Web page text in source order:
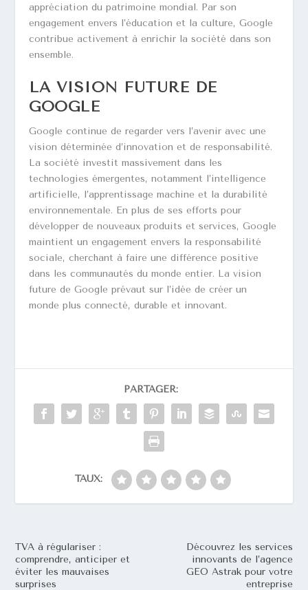
appréciation du patrimoine mondial. Par son
engagement envers l’éducation et la culture, Google
contribue activement à enrichir la société dans son
ensemble.
LA VISION FUTURE DE
GOOGLE
Google continue de regarder vers l’avenir avec une
vision déterminée d’innovation et de responsabilité.
La société investit massivement dans les
technologies émergentes, notamment l’intelligence
artificielle, l’apprentissage machine et la durabilité
environnementale. En plus de ses efforts pour
développer de nouveaux produits et services, Google
maintient un engagement envers la responsabilité
sociale, cherchant à faire une différence positive
dans les communautés du monde entier. La vision
future de Google prévaut sur l’idée de créer un
monde plus connecté, durable et innovant.
PARTAGER:
TAUX:
TVA à régulariser :
comprendre, anticiper et
éviter les mauvaises
surprises
Découvrez les services
innovants de l’agence
GEO Astrak pour votre
entreprise